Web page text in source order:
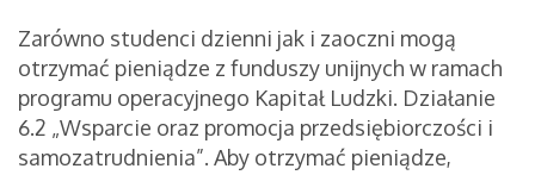
Zarówno studenci dzienni jak i zaoczni mogą
otrzymać pieniądze z funduszy unijnych w ramach
programu operacyjnego Kapitał Ludzki. Działanie
6.2 „Wsparcie oraz promocja przedsiębiorczości i
samozatrudnienia”. Aby otrzymać pieniądze,